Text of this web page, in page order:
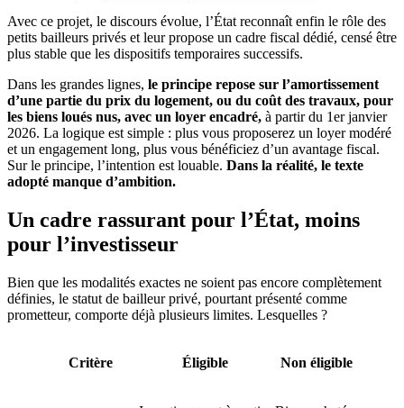
Avec ce projet, le discours évolue, l’État reconnaît enfin le rôle des
petits bailleurs privés et leur propose un cadre fiscal dédié, censé être
plus stable que les dispositifs temporaires successifs.
Dans les grandes lignes, le principe repose sur l’amortissement
d’une partie du prix du logement, ou du coût des travaux, pour
les biens loués nus, avec un loyer encadré, à partir du 1er janvier
2026. La logique est simple : plus vous proposerez un loyer modéré
et un engagement long, plus vous bénéficiez d’un avantage fiscal.
Sur le principe, l’intention est louable. Dans la réalité, le texte
adopté manque d’ambition.
Un cadre rassurant pour l’État, moins
pour l’investisseur
Bien que les modalités exactes ne soient pas encore complètement
définies, le statut de bailleur privé, pourtant présenté comme
prometteur, comporte déjà plusieurs limites. Lesquelles ?
Critère Éligible Non éligible